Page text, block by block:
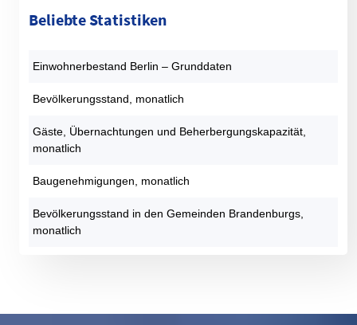
Beliebte Statistiken
Einwohnerbestand Berlin – Grunddaten
Bevölkerungsstand, monatlich
Gäste, Übernachtungen und Beherbergungskapazität,
monatlich
Baugenehmigungen, monatlich
Bevölkerungsstand in den Gemeinden Brandenburgs,
monatlich